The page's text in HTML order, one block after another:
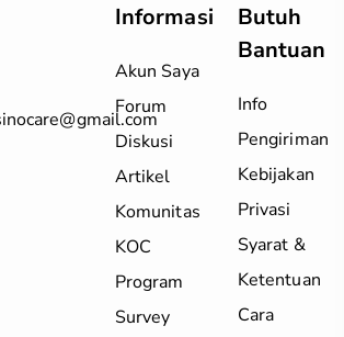
Informasi
Akun Saya
Forum
Diskusi
Artikel
Komunitas
KOC
Program
Survey
Butuh
Bantuan
Info
Pengiriman
Kebijakan
Privasi
Syarat &
Ketentuan
Cara